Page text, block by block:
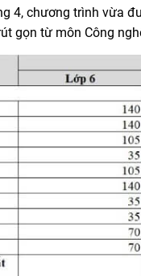
4, chương trình vừa
gọn từ môn Công